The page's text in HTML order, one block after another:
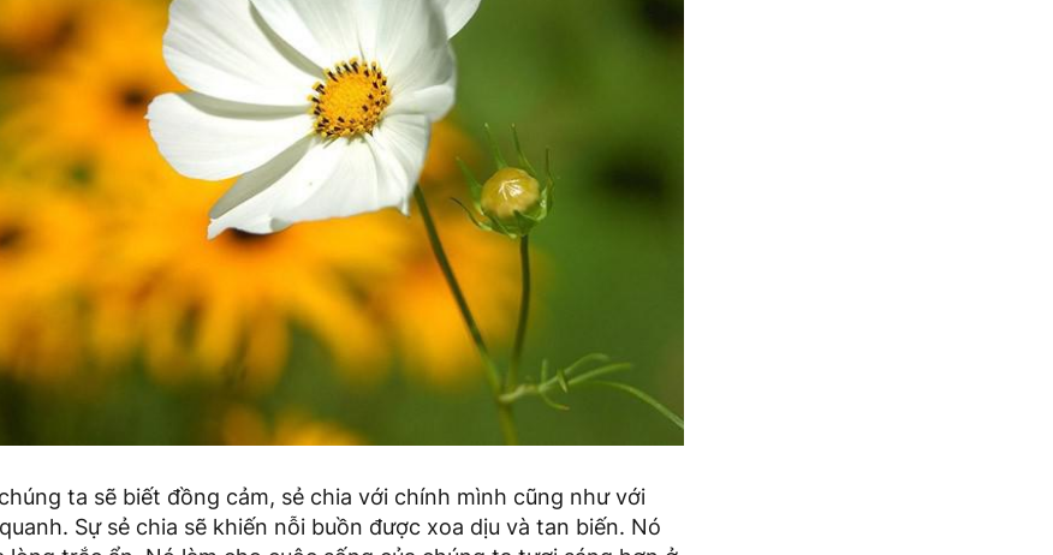
ta sẽ biết đồng cảm, sẻ chia với chính mình cũng như với
Sự sẻ chia sẽ khiến nỗi buồn được xoa dịu và tan biến. Nó